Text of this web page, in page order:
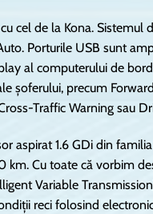
cel de la Kona.
Porturile USB sunt
al computerului de
șoferului, precum
Traffic Warning sau
aspirat 1.6 GDi din
km. Cu toate că vorbim
Variable
reci folosind